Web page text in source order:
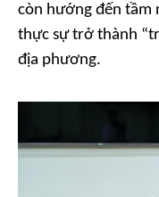
còn hướng đến tầm
thực sự trở thành
địa phương.